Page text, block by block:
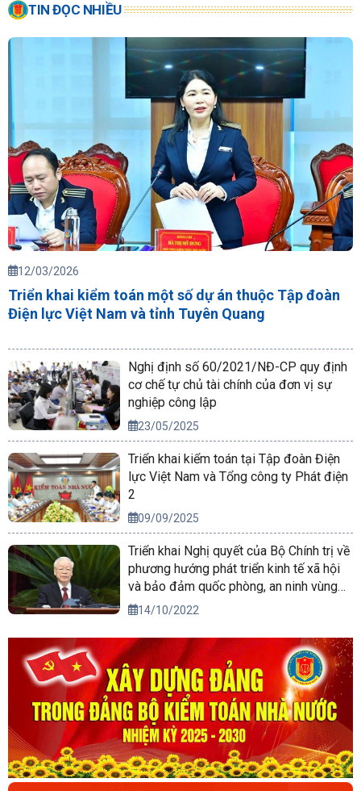
TIN ĐỌC NHIỀU
12/03/2026
Triển khai kiểm toán một số dự án thuộc Tập đoàn
Điện lực Việt Nam và tỉnh Tuyên Quang
Nghị định số 60/2021/NĐ-CP quy định
cơ chế tự chủ tài chính của đơn vị sự
nghiệp công lập
23/05/2025
Triển khai kiểm toán tại Tập đoàn Điện
lực Việt Nam và Tổng công ty Phát điện
2
09/09/2025
Triển khai Nghị quyết của Bộ Chính trị về
phương hướng phát triển kinh tế xã hội
và bảo đảm quốc phòng, an ninh vùng
Tây Nguyên đến năm 2030, tầm nhìn
14/10/2022